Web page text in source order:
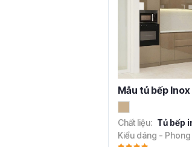
Mẫu tủ bếp
Chất liệu: Tủ bếp
Kiểu dáng -